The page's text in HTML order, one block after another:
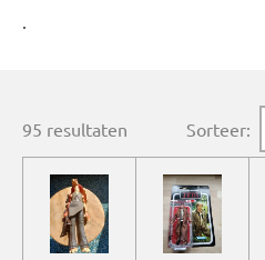
.
95 resultaten Sorteer: